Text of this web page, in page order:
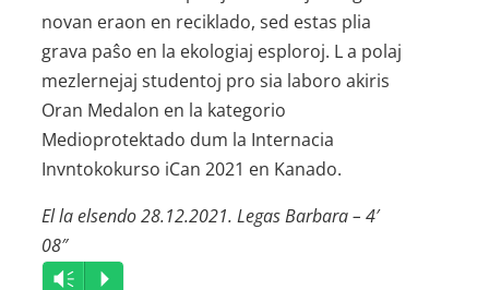
novan eraon en reciklado, sed estas plia
grava paŝo en la ekologiaj esploroj. L a polaj
mezlernejaj studentoj pro sia laboro akiris
Oran Medalon en la kategorio
Medioprotektado dum la Internacia
Invntokokurso iCan 2021 en Kanado.
El la elsendo 28.12.2021. Legas Barbara – 4′
08″
Audio
Vm P